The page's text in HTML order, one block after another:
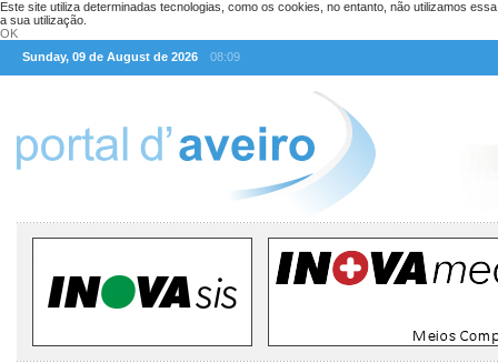
Este site utiliza determinadas tecnologias, como os cookies, no entanto, não utilizamos
a sua utilização.
OK
Sunday, 09 de August de 2026
08:09